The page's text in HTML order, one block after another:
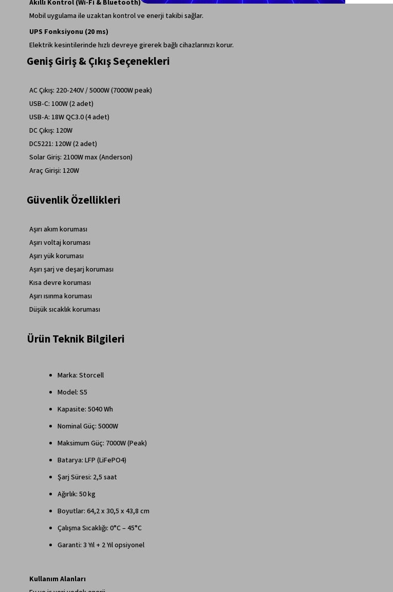
Akıllı Kontrol (Wi-Fi & Bluetooth)
Mobil uygulama ile uzaktan kontrol ve enerji takibi sağlar.
UPS Fonksiyonu (20 ms)
Elektrik kesintilerinde hızlı devreye girerek bağlı cihazlarınızı korur.
Geniş Giriş & Çıkış Seçenekleri
AC Çıkış: 220-240V / 5000W (7000W peak)
USB-C: 100W (2 adet)
USB-A: 18W QC3.0 (4 adet)
DC Çıkış: 120W
DC5221: 120W (2 adet)
Solar Giriş: 2100W max (Anderson)
Araç Girişi: 120W
Güvenlik Özellikleri
Aşırı akım koruması
Aşırı voltaj koruması
Aşırı yük koruması
Aşırı şarj ve deşarj koruması
Kısa devre koruması
Aşırı ısınma koruması
Düşük sıcaklık koruması
Ürün Teknik Bilgileri
Marka: Storcell
Model: S5
Kapasite: 5040 Wh
Nominal Güç: 5000W
Maksimum Güç: 7000W (Peak)
Batarya: LFP (LiFePO4)
Şarj Süresi: 2,5 saat
Ağırlık: 50 kg
Boyutlar: 64,2 x 30,5 x 43,8 cm
Çalışma Sıcaklığı: 0°C – 45°C
Garanti: 3 Yıl + 2 Yıl opsiyonel
Kullanım Alanları